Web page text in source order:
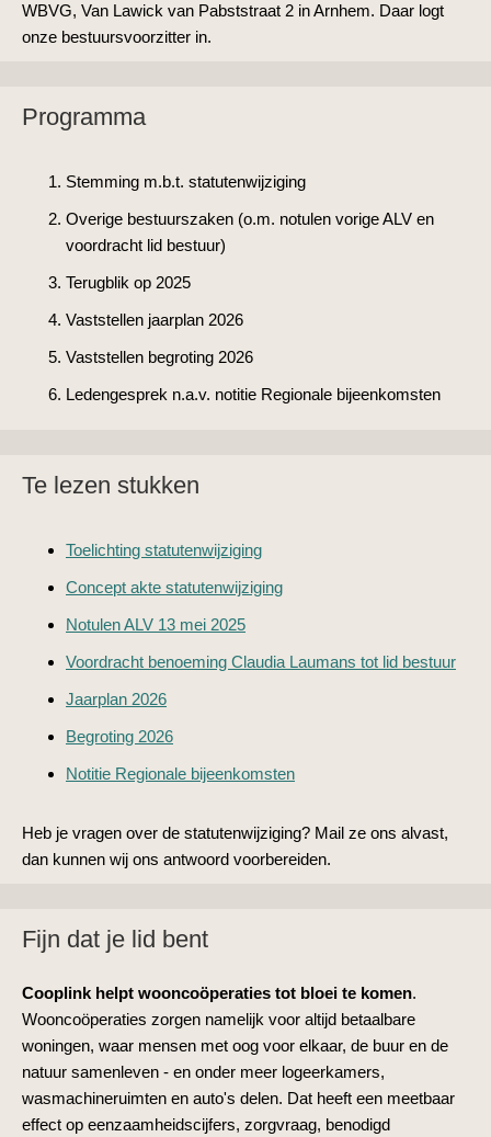
WBVG, Van Lawick van Pabststraat 2 in Arnhem. Daar logt
onze bestuursvoorzitter in.
Programma
Stemming m.b.t. statutenwijziging
Overige bestuurszaken (o.m. notulen vorige ALV en
voordracht lid bestuur)
Terugblik op 2025
Vaststellen jaarplan 2026
Vaststellen begroting 2026
Ledengesprek n.a.v. notitie Regionale bijeenkomsten
Te lezen stukken
Toelichting statutenwijziging
Concept akte statutenwijziging
Notulen ALV 13 mei 2025
Voordracht benoeming Claudia Laumans tot lid bestuur
Jaarplan 2026
Begroting 2026
Notitie Regionale bijeenkomsten
Heb je vragen over de statutenwijziging? Mail ze ons alvast,
dan kunnen wij ons antwoord voorbereiden.
Fijn dat je lid bent
Cooplink helpt wooncoöperaties tot bloei te komen.
Wooncoöperaties zorgen namelijk voor altijd betaalbare
woningen, waar mensen met oog voor elkaar, de buur en de
natuur samenleven - en onder meer logeerkamers,
wasmachineruimten en auto's delen. Dat heeft een meetbaar
effect op eenzaamheidscijfers, zorgvraag, benodigd